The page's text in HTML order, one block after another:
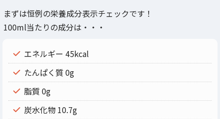
まずは恒例の栄養成分表示チェックです！
100ml当たりの成分は・・・
エネルギー 45kcal
たんぱく質 0g
脂質 0g
炭水化物 10.7g